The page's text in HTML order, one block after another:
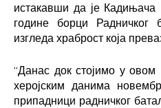
истакавши да је
године борци Радничког
изгледа храброст која
“Данас док стојимо у овом
херојским данима
припадници радничког